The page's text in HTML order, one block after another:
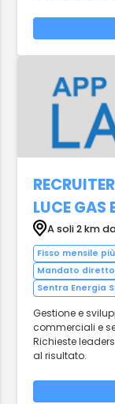
LUCE GAS
A soli 2 km
Fisso mensile
Mandato diretto
Sentra Energia
Gestione e
commerciali e
Richieste
al risultato.